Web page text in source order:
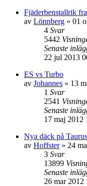
Fjäderbenstallrik
av Lönnberg » 01
4 Svar
5442
Senaste
22 jul 2013
ES vs Turbo
av Johannes » 13
1 Svar
2541
Senaste
17 maj 2012
Nya däck på
av Hoffster» 24
3 Svar
13899
Senaste
26 mar 2012